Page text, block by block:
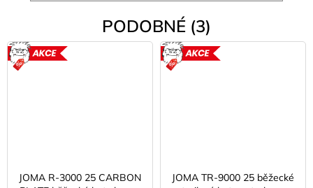
PODOBNÉ (3)
JOMA R-3000 25 CARBON
JOMA TR-9000 25 běžecké